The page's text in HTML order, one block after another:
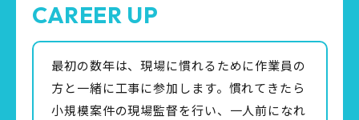
CAREER UP
最初の数年は、現場に慣れるために作業員の
方と一緒に工事に参加します。慣れてきたら
小規模案件の現場監督を行い、一人前になれ